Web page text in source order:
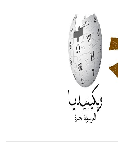
ورسالته في جروح الرأس. ويعود
والفلسفة.
يتكون في البحر ويتركب
أحمر أو شديد الحمرة وهو
ويسمى الش
اللفظ تم اعتمادها مصطلحاً